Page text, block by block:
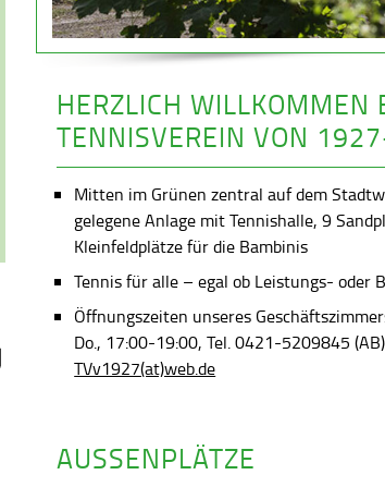
HERZLICH WILLKOMMEN
TENNISVEREIN VON
Mitten im Grünen zentral auf dem
gelegene Anlage mit Tennishalle, 9
Kleinfeldplätze für die Bambinis
Tennis für alle – egal ob Leistungs- oder
Öffnungszeiten unseres
Do., 17:00-19:00, Tel. 0421-5209845
TVv1927(at)web.de
AUSSENPLÄTZE